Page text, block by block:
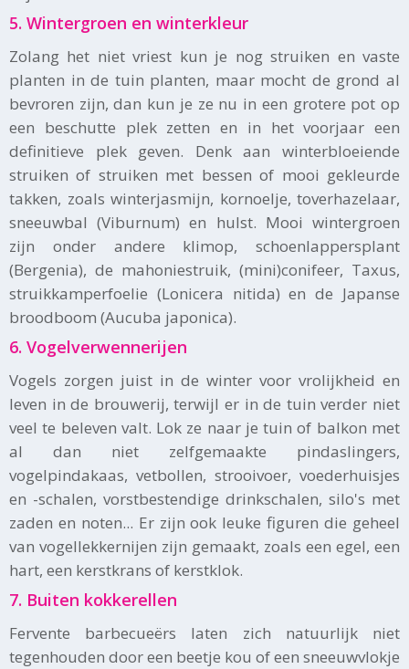
5. Wintergroen en winterkleur
Zolang het niet vriest kun je nog struiken en vaste
planten in de tuin planten, maar mocht de grond al
bevroren zijn, dan kun je ze nu in een grotere pot op
een beschutte plek zetten en in het voorjaar een
definitieve plek geven. Denk aan winterbloeiende
struiken of struiken met bessen of mooi gekleurde
takken, zoals winterjasmijn, kornoelje, toverhazelaar,
sneeuwbal (Viburnum) en hulst. Mooi wintergroen
zijn onder andere klimop, schoenlappersplant
(Bergenia), de mahoniestruik, (mini)conifeer, Taxus,
struikkamperfoelie (Lonicera nitida) en de Japanse
broodboom (Aucuba japonica).
6. Vogelverwennerijen
Vogels zorgen juist in de winter voor vrolijkheid en
leven in de brouwerij, terwijl er in de tuin verder niet
veel te beleven valt. Lok ze naar je tuin of balkon met
al dan niet zelfgemaakte pindaslingers,
vogelpindakaas, vetbollen, strooivoer, voederhuisjes
en -schalen, vorstbestendige drinkschalen, silo's met
zaden en noten... Er zijn ook leuke figuren die geheel
van vogellekkernijen zijn gemaakt, zoals een egel, een
hart, een kerstkrans of kerstklok.
7. Buiten kokkerellen
Fervente barbecueërs laten zich natuurlijk niet
tegenhouden door een beetje kou of een sneeuwvlokje